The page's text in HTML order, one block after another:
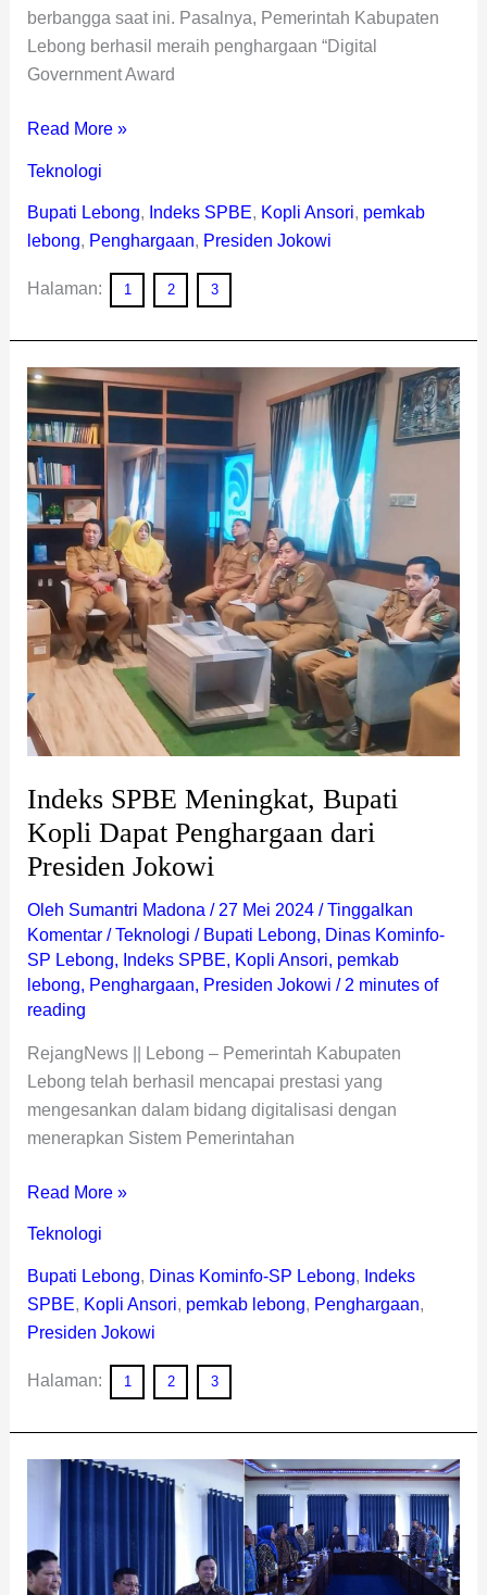
berbangga saat ini. Pasalnya, Pemerintah Kabupaten
Lebong berhasil meraih penghargaan “Digital
Government Award
Read More »
Teknologi
Bupati Lebong, Indeks SPBE, Kopli Ansori, pemkab
lebong, Penghargaan, Presiden Jokowi
Halaman: 1 2 3
Indeks SPBE Meningkat, Bupati
Kopli Dapat Penghargaan dari
Presiden Jokowi
Oleh Sumantri Madona / 27 Mei 2024 /Tinggalkan
Komentar /Teknologi / Bupati Lebong, Dinas Kominfo-
SP Lebong, Indeks SPBE, Kopli Ansori, pemkab
lebong, Penghargaan, Presiden Jokowi / 2 minutes of
reading
RejangNews || Lebong – Pemerintah Kabupaten
Lebong telah berhasil mencapai prestasi yang
mengesankan dalam bidang digitalisasi dengan
menerapkan Sistem Pemerintahan
Indeks
SPBE
Meningkat,
Bupati
Kopli
Dapat
Penghargaan
dari
Presiden
Jokowi
Read More »
Teknologi
Bupati Lebong, Dinas Kominfo-SP Lebong, Indeks
SPBE, Kopli Ansori, pemkab lebong, Penghargaan,
Presiden Jokowi
Halaman: 1 2 3
Lagi
Lebong
Raih